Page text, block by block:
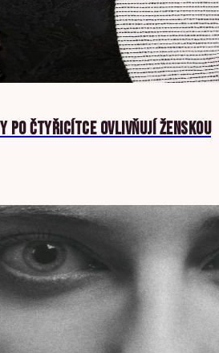
PO ČTYŘICÍTCE OVLIVŇUJÍ ŽENSKOU